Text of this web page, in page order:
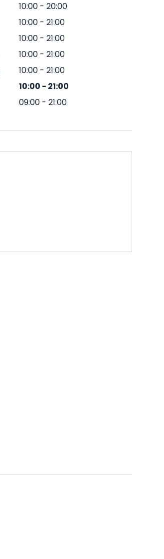
10:00 - 20:00
10:00 - 21:00
10:00 - 21:00
10:00 - 21:00
10:00 - 21:00
10:00 - 21:00
09:00 - 21:00